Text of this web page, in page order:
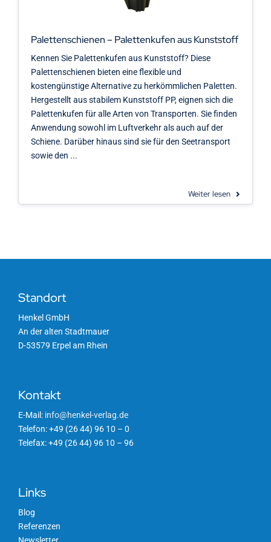
Palettenschienen – Palettenkufen aus Kunststoff
Kennen Sie Palettenkufen aus Kunststoff? Diese
Palettenschienen bieten eine flexible und
kostengünstige Alternative zu herkömmlichen Paletten.
Hergestellt aus stabilem Kunststoff PP, eignen sich die
Palettenkufen für alle Arten von Transporten. Sie finden
Anwendung sowohl im Luftverkehr als auch auf der
Schiene. Darüber hinaus sind sie für den Seetransport
sowie den ...
Weiter lesen
Standort
Henkel GmbH
An der alten Stadtmauer
D-53579 Erpel am Rhein
Kontakt
E-Mail: info@henkel-verlag.de
Telefon: +49 (26 44) 96 10 – 0
Telefax: +49 (26 44) 96 10 – 96
Links
Blog
Referenzen